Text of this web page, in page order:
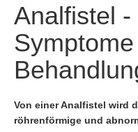
Analfistel -
Von einer Analfistel wird
röhrenförmige und